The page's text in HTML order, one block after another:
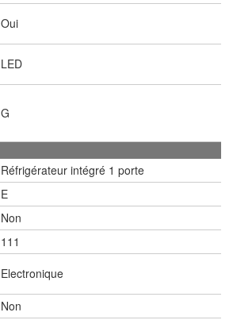
Oui
LED
G
Réfrigérateur intégré 1 porte
E
Non
111
Electronique
Non